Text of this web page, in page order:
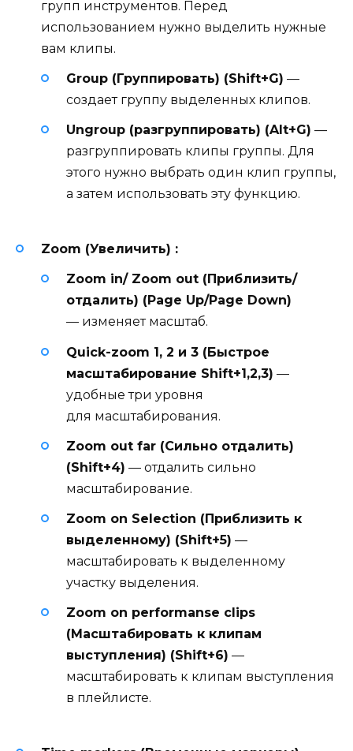
групп инструментов. Перед
использованием нужно выделить нужные
вам клипы.
Group (Группировать) (Shift+G) —
создает группу выделенных клипов.
Ungroup (разгруппировать) (Alt+G) —
разгруппировать клипы группы. Для
этого нужно выбрать один клип группы,
а затем использовать эту функцию.
Zoom (Увеличить) :
Zoom in/ Zoom out (Приблизить/
отдалить) (Page Up/Page Down)
— изменяет масштаб.
Quick-zoom 1, 2 и 3 (Быстрое
масштабирование Shift+1,2,3) —
удобные три уровня
для масштабирования.
Zoom out far (Сильно отдалить)
(Shift+4) — отдалить сильно
масштабирование.
Zoom on Selection (Приблизить к
выделенному) (Shift+5) —
масштабировать к выделенному
участку выделения.
Zoom on performanse clips
(Масштабировать к клипам
выступления) (Shift+6) —
масштабировать к клипам выступления
в плейлисте.